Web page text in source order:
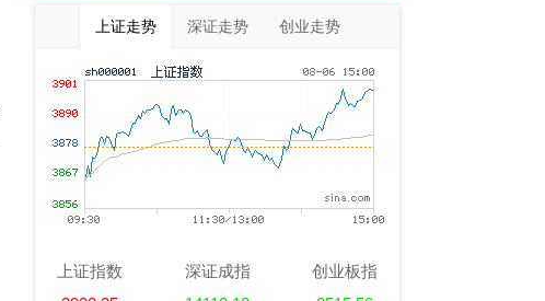
上证走势 深证走势 创业走势
上证指数
深证成指
创业板指